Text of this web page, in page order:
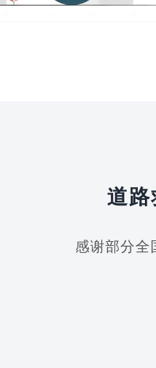
道
感谢部分全